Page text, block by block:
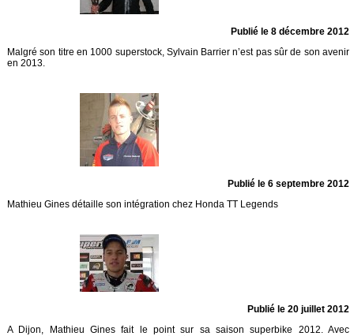
Publié le 8 décembre 2012
Malgré son titre en 1000 superstock, Sylvain Barrier n’est pas sûr de son avenir
en 2013.
Publié le 6 septembre 2012
Mathieu Gines détaille son intégration chez Honda TT Legends
Publié le 20 juillet 2012
A Dijon, Mathieu Gines fait le point sur sa saison superbike 2012. Avec